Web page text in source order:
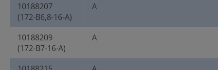
10188207
(172-B6,8-16-A)
A
10188209
(172-B7-16-A)
A